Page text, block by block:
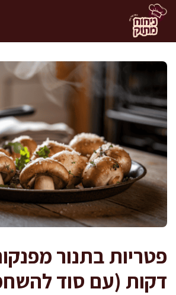
לדלג
לתוכן
דקות (עם סוד